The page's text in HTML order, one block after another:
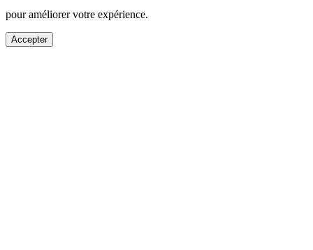
pour améliorer votre expérience.
Accepter